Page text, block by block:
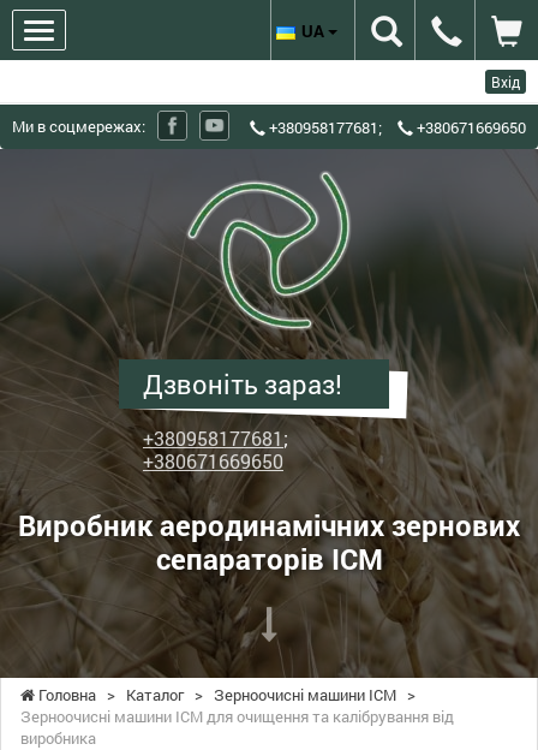
Вхід
Ми в соцмережах: +380958177681; +380671669650
зерноочисного
обладнання
-
Виробник
аеродинамічних
зернових
сепараторів
ІСМ
Дзвоніть зараз!
+380958177681;
+380671669650
Виробник аеродинамічних зернових
сепараторів ІСМ
UA
Головна > Каталог > Зерноочисні машини ІСМ >
Зерноочисні машини ІСМ для очищення та калібрування від
виробника